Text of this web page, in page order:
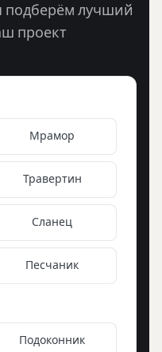
лучший
проект
Мрамор
Травертин
Сланец
Песчаник
Подоконник